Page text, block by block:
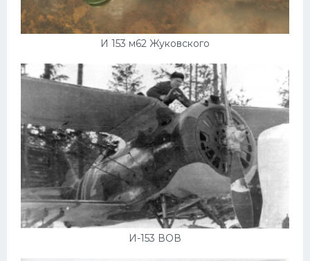
И 153 м62 Жуковского
И-153 ВОВ